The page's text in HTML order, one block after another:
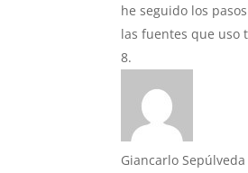
he seguido los
las fuentes que uso
Giancarlo Sepúlveda